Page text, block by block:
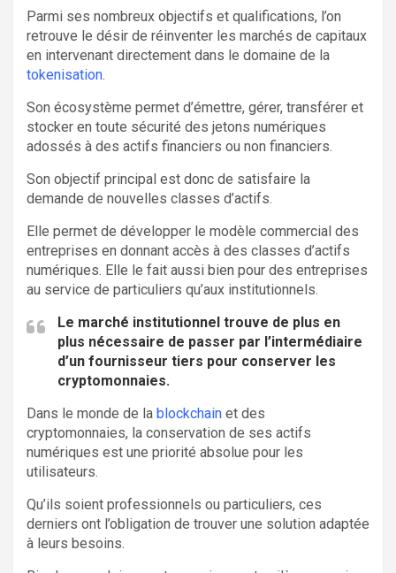
Parmi ses nombreux objectifs et qualifications, l’on
retrouve le désir de réinventer les marchés de capitaux
en intervenant directement dans le domaine de la
tokenisation.
Son écosystème permet d’émettre, gérer, transférer et
stocker en toute sécurité des jetons numériques
adossés à des actifs financiers ou non financiers.
Son objectif principal est donc de satisfaire la
demande de nouvelles classes d’actifs.
Elle permet de développer le modèle commercial des
entreprises en donnant accès à des classes d’actifs
numériques. Elle le fait aussi bien pour des entreprises
au service de particuliers qu’aux institutionnels.
Le marché institutionnel trouve de plus en
plus nécessaire de passer par l’intermédiaire
d’un fournisseur tiers pour conserver les
cryptomonnaies.
Dans le monde de la blockchain et des
cryptomonnaies, la conservation de ses actifs
numériques est une priorité absolue pour les
utilisateurs.
Qu’ils soient professionnels ou particuliers, ces
derniers ont l’obligation de trouver une solution adaptée
à leurs besoins.